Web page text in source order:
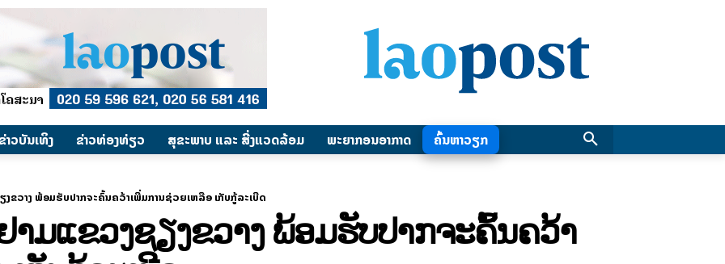
າວບັນເທິງ ​ຂ່າວທ່ອງທ່ຽວ ສຸຂະພາບ ແລະ ສີ່ງແວດລ້ອມ ພະຍາກອນອາກາດ ຄົ້ນຫາວຽກ
ງຂວາງ ພ້ອມຮັບປາກຈະຄົ້ນຄວ້າເພີ່ມການຊ່ວຍເຫລືອ ເກັບກູ້ລະເບີດ
າມແຂວງຊຽງຂວາງ ພ້ອມຮັບປາກຈະຄົ້ນຄວ້າ